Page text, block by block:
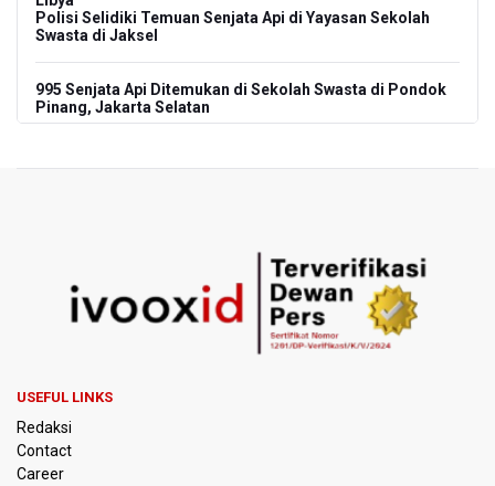
Polisi Selidiki Temuan Senjata Api di Yayasan Sekolah
Swasta di Jaksel
995 Senjata Api Ditemukan di Sekolah Swasta di Pondok
Pinang, Jakarta Selatan
Kemenkeu Ambil Alih 60 Persen Saham KCIC
Anggota Komisi III DPR Usulkan Mekanisme Pra Judicial
KPK Sebut Pejabat Kemenhut Diduga Menerima 12.500
Dolar Singapura dari Bupati Kuantan Singingi Nonaktif
USEFUL LINKS
Redaksi
Contact
Career